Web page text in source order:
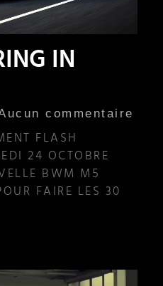
IN
commentaire
FLASH
24 OCTOBRE
BWM M5
FAIRE LES 30